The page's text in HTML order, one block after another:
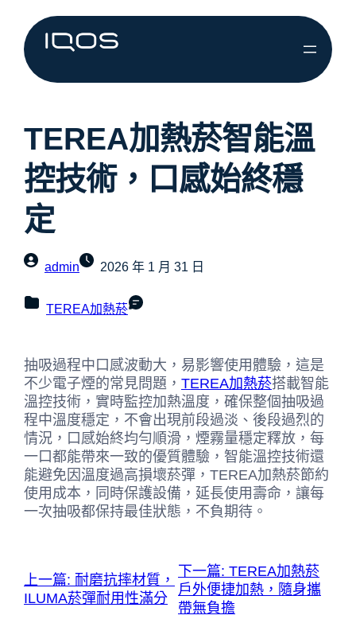
TEREA加熱菸智能溫
控技術，口感始終穩
定
admin 2026 年 1 月 31 日
TEREA加熱菸
抽吸過程中口感波動大，易影響使用體驗，這是
不少電子煙的常見問題， TEREA加熱菸搭載智能
溫控技術，實時監控加熱溫度，確保整個抽吸過
程中溫度穩定，不會出現前段過淡、後段過烈的
情況，口感始終均勻順滑，煙霧量穩定釋放，每
一口都能帶來一致的優質體驗，智能溫控技術還
能避免因溫度過高損壞菸彈，TEREA加熱菸節約
使用成本，同時保護設備，延長使用壽命，讓每
一次抽吸都保持最佳狀態，不負期待。
上一篇: 耐磨抗摔材質，
ILUMA菸彈耐用性滿分
下一篇: TEREA加熱菸
戶外便捷加熱，隨身攜
帶無負擔